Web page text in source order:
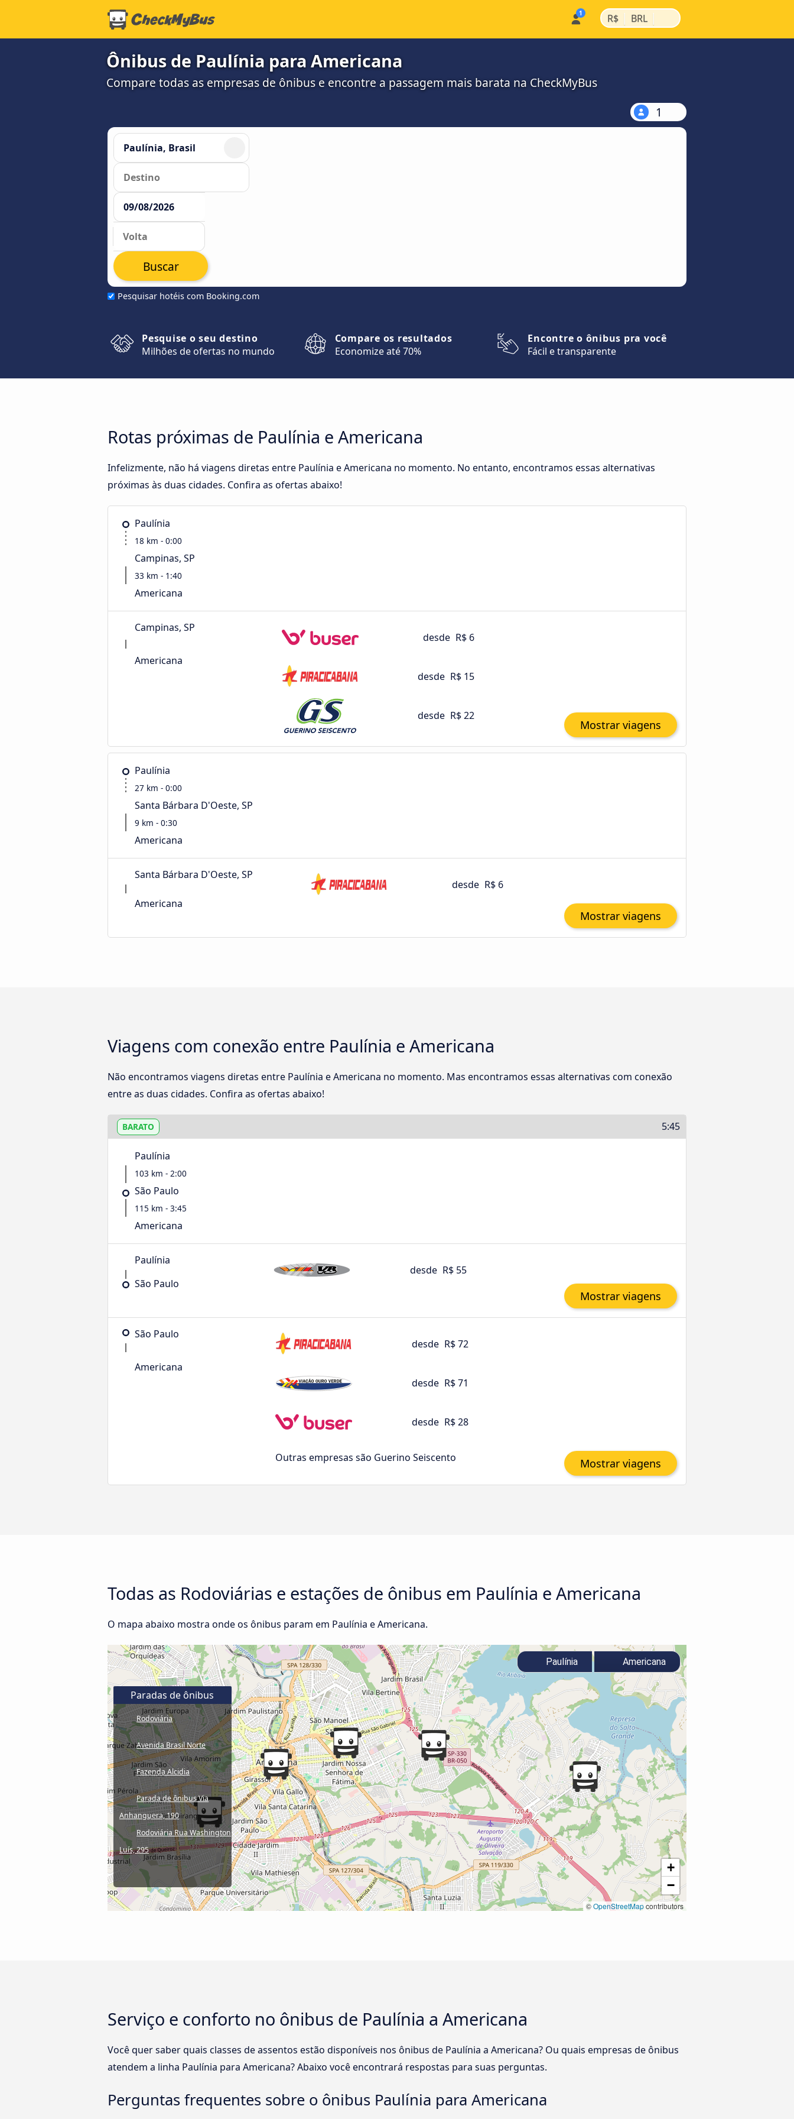
R$ | BRL |
Ônibus de Paulínia para Americana
Compare todas as empresas de ônibus e encontre a passagem mais barata na CheckMyBus
1
Pesquisar hotéis com Booking.com
Buscar
Pesquise o seu destino
Milhões de ofertas no mundo
Compare os resultados
Economize até 70%
Encontre o ônibus pra você
Fácil e transparente
Rotas próximas de Paulínia e Americana
Infelizmente, não há viagens diretas entre Paulínia e Americana no momento. No entanto, encontramos essas alternativas
próximas às duas cidades. Confira as ofertas abaixo!
Paulínia
18 km - 0:00
Campinas, SP
33 km - 1:40
Americana
Campinas, SP
Americana
desde R$ 6
desde R$ 15
desde R$ 22
Mostrar viagens
Paulínia
27 km - 0:00
Santa Bárbara D'Oeste, SP
9 km - 0:30
Americana
Santa Bárbara D'Oeste, SP
Americana
desde R$ 6
Mostrar viagens
Viagens com conexão entre Paulínia e Americana
Não encontramos viagens diretas entre Paulínia e Americana no momento. Mas encontramos essas alternativas com conexão
entre as duas cidades. Confira as ofertas abaixo!
BARATO 5:45
Paulínia
103 km - 2:00
São Paulo
115 km - 3:45
Americana
Paulínia
São Paulo
desde R$ 55
Mostrar viagens
São Paulo
Americana
desde R$ 72
desde R$ 71
desde R$ 28
Outras empresas são Guerino Seiscento Mostrar viagens
Todas as Rodoviárias e estações de ônibus em Paulínia e Americana
O mapa abaixo mostra onde os ônibus param em Paulínia e Americana.
+
−
©OpenStreetMapcontributors
Paradas de ônibus
Rodoviária
Avenida Brasil Norte
Fazenda Alcidia
Parada de ônibus Via
Anhanguera, 190
Rodoviária Rua Washington
Luís, 295
Paulínia Americana
Serviço e conforto no ônibus de Paulínia a Americana
Você quer saber quais classes de assentos estão disponíveis nos ônibus de Paulínia a Americana? Ou quais empresas de ônibus
atendem a linha Paulínia para Americana? Abaixo você encontrará respostas para suas perguntas.
Perguntas frequentes sobre o ônibus Paulínia para Americana